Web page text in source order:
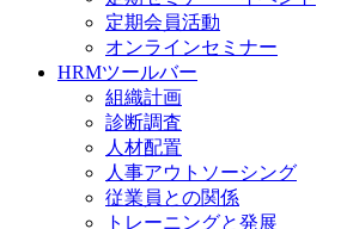
定期会員活動
オンラインセミナー
HRMツールバー
組織計画
診断調査
人材配置
人事アウトソーシング
従業員との関係
トレーニングと発展